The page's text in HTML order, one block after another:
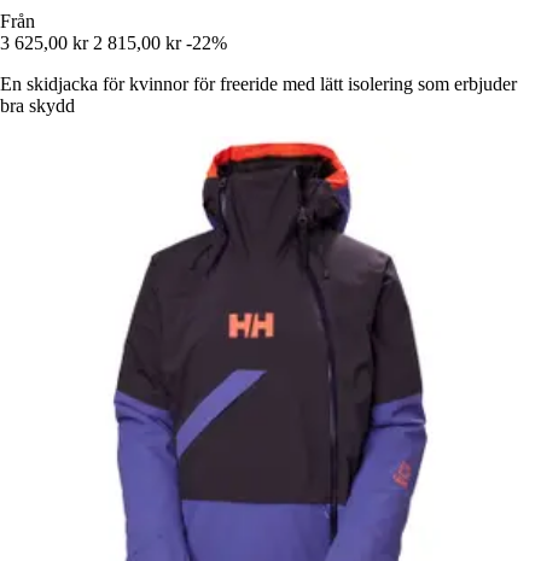
Från
3 625,00 kr 2 815,00 kr -22%
En skidjacka för kvinnor för freeride med lätt isolering som erbjuder
bra skydd